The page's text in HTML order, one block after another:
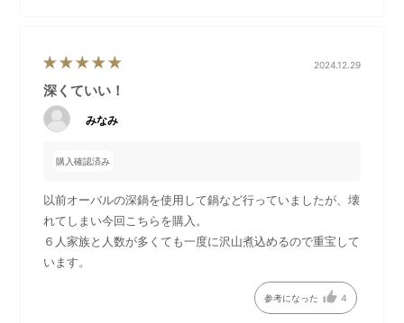
レトロなイラスト入りパッケ
ージ
●BRUNO ホットプレートグランデサイズ本体・その他のオプシ
2024.12.29
深くていい！
みなみ
購入確認済み
以前オーバルの深鍋を使用して鍋など行っていましたが、壊
れてしまい今回こちらを購入。
６人家族と人数が多くても一度に沢山煮込めるので重宝して
います。
参考になった 4